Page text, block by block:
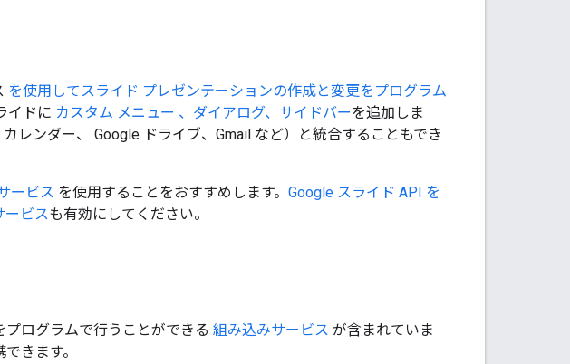
を使用してスライド プレゼンテーションの作成と変更をプログラム
イドに カスタム メニュー 、ダイアログ、サイドバーを追加しま
カレンダー、 Google ドライブ、Gmail など）と統合することもでき
ービス を使用することをおすすめします。 Google スライド API を
ービスも有効にしてください。
プログラムで行うことができる 組み込みサービス が含まれていま
きます。